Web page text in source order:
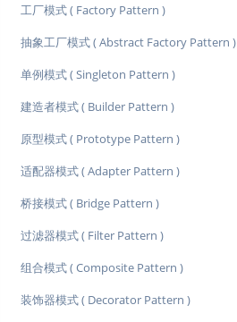
工厂模式 ( Factory Pattern )
抽象工厂模式 ( Abstract Factory Pattern )
单例模式 ( Singleton Pattern )
建造者模式 ( Builder Pattern )
原型模式 ( Prototype Pattern )
适配器模式 ( Adapter Pattern )
桥接模式 ( Bridge Pattern )
过滤器模式 ( Filter Pattern )
组合模式 ( Composite Pattern )
装饰器模式 ( Decorator Pattern )